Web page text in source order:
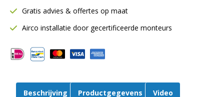
|
Binnendeel
WiFi
|
WF
Gratis advies & offertes op maat
Airco installatie door gecertificeerde monteurs
Beschrijving Productgegevens Video